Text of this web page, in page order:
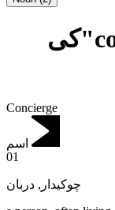
انگریزی میں "concierge"کی
Concierge
اسم
01
چوکیدار , دربان